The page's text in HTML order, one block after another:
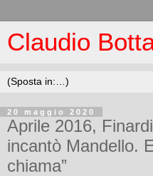
Claudio
20 maggio 2020
Aprile 2016,
incantò Mandello.
chiama”